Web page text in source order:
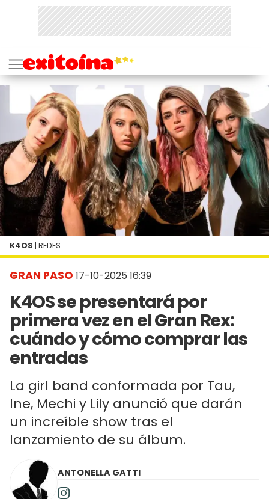
GRAN PASO 17-10-2025 16:39
K4OS se presentará por
primera vez en el Gran Rex:
cuándo y cómo comprar las
entradas
La girl band conformada por Tau,
Ine, Mechi y Lily anunció que darán
un increíble show tras el
lanzamiento de su álbum.
K4OS | REDES
ANTONELLA GATTI